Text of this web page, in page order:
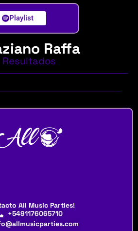
Playlist
Raffa
Resultados
All Music Parties!
+5491176065710